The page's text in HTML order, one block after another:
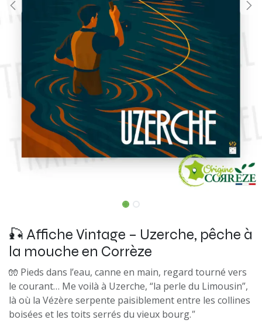
🎣 Affiche Vintage – Uzerche, pêche à
la mouche en Corrèze
🧤 Pieds dans l’eau, canne en main, regard tourné vers
le courant… Me voilà à Uzerche, “la perle du Limousin”,
là où la Vézère serpente paisiblement entre les collines
boisées et les toits serrés du vieux bourg."